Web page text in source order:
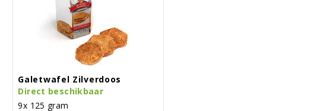
Galetwafel Zilverdoos
Direct beschikbaar
9x 125 gram